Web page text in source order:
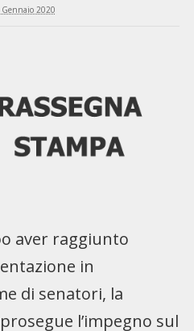
Gennaio 2020
aver raggiunto
in
di senatori, la
l’impegno sul